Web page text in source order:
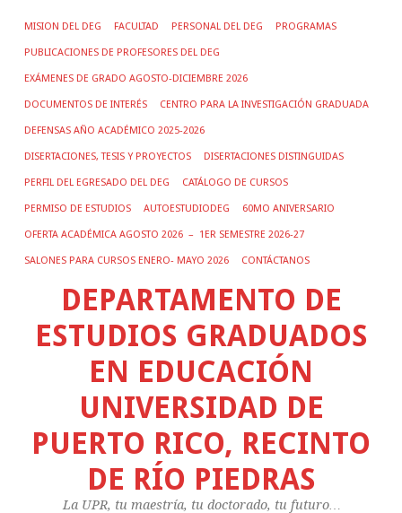
MISION DEL DEG FACULTAD PERSONAL DEL DEG PROGRAMAS
PUBLICACIONES DE PROFESORES DEL DEG
EXÁMENES DE GRADO AGOSTO-DICIEMBRE 2026
DOCUMENTOS DE INTERÉS CENTRO PARA LA INVESTIGACIÓN GRADUADA
DEFENSAS AÑO ACADÉMICO 2025-2026
DISERTACIONES, TESIS Y PROYECTOS DISERTACIONES DISTINGUIDAS
PERFIL DEL EGRESADO DEL DEG CATÁLOGO DE CURSOS
PERMISO DE ESTUDIOS AUTOESTUDIODEG 60MO ANIVERSARIO
OFERTA ACADÉMICA AGOSTO 2026 – 1ER SEMESTRE 2026-27
SALONES PARA CURSOS ENERO- MAYO 2026 CONTÁCTANOS
DEPARTAMENTO DE
ESTUDIOS GRADUADOS
EN EDUCACIÓN
UNIVERSIDAD DE
PUERTO RICO, RECINTO
DE RÍO PIEDRAS
La UPR, tu maestría, tu doctorado, tu futuro…